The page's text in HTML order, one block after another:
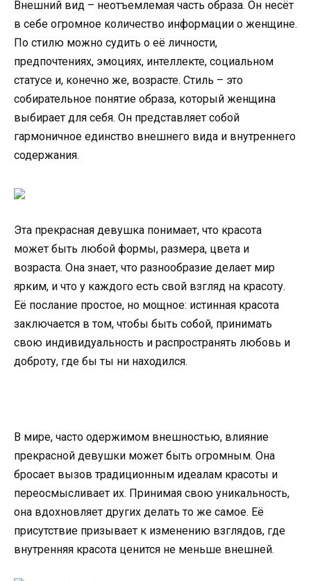
Внешний вид – неотъемлемая часть образа. Он несёт
в себе огромное количество информации о женщине.
По стилю можно судить о её личности,
предпочтениях, эмоциях, интеллекте, социальном
статусе и, конечно же, возрасте. Стиль – это
собирательное понятие образа, который женщина
выбирает для себя. Он представляет собой
гармоничное единство внешнего вида и внутреннего
содержания.
Эта прекрасная девушка понимает, что красота
может быть любой формы, размера, цвета и
возраста. Она знает, что разнообразие делает мир
ярким, и что у каждого есть свой взгляд на красоту.
Её послание простое, но мощное: истинная красота
заключается в том, чтобы быть собой, принимать
свою индивидуальность и распространять любовь и
доброту, где бы ты ни находился.
В мире, часто одержимом внешностью, влияние
прекрасной девушки может быть огромным. Она
бросает вызов традиционным идеалам красоты и
переосмысливает их. Принимая свою уникальность,
она вдохновляет других делать то же самое. Её
присутствие призывает к изменению взглядов, где
внутренняя красота ценится не меньше внешней.